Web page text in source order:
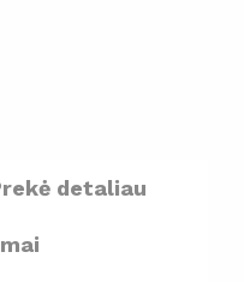
Prekė detaliau